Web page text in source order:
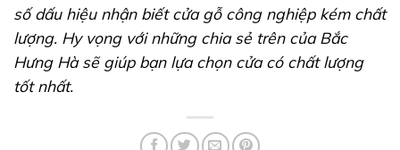
số dấu hiệu nhận biết cửa gỗ công nghiệp kém chất
lượng. Hy vọng với những chia sẻ trên của Bắc
Hưng Hà sẽ giúp bạn lựa chọn cửa có chất lượng
tốt nhất.